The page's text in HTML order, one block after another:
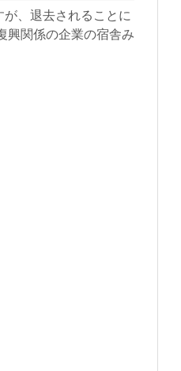
、退去されることに
興関係の企業の宿舎み